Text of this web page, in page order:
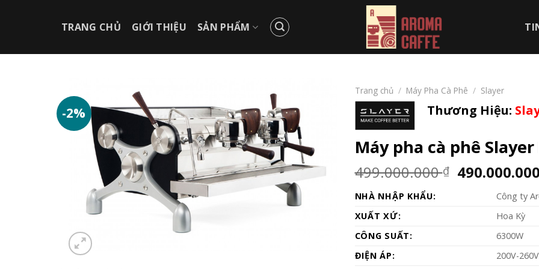
dung
TRANG CHỦ GIỚI THIỆU SẢN PHẨM
-2%
Trang chủ / Máy Pha Cà Phê / Slayer
Thương Hiệu:
Máy pha cà phê
499.000.000₫ Giá
499.000.000
490.000.000
NHÀ NHẬP KHẨU:
Công ty
XUẤT XỨ:
Hoa Kỳ
CÔNG SUẤT:
6300W
ĐIỆN ÁP:
200V-